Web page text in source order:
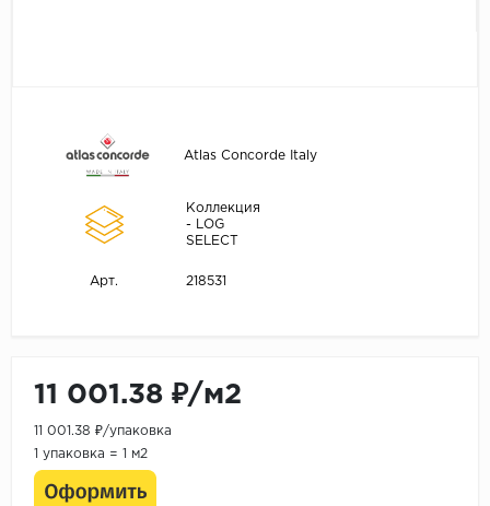
Atlas Concorde Italy
Коллекция
- LOG
SELECT
Арт. 218531
11 001.38 ₽/м2
11 001.38 ₽/упаковка
1 упаковка = 1 м2